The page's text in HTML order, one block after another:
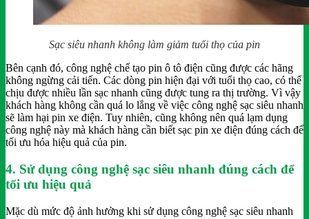
Sạc siêu nhanh không làm giảm tuổi thọ của pin
Bên cạnh đó, công nghệ chế tạo pin ô tô điện cũng được các hãng
không ngừng cải tiến. Các dòng pin hiện đại với tuổi thọ cao, có thể
chịu được nhiều lần sạc nhanh cũng được tung ra thị trường. Vì vậy
khách hàng không cần quá lo lắng về việc công nghệ sạc siêu nhanh
sẽ làm hại pin xe điện. Tuy nhiên, cũng không nên quá lạm dụng
công nghệ này mà khách hàng cần biết sạc pin xe điện đúng cách để
tối ưu hóa hiệu quả của pin.
4. Sử dụng công nghệ sạc siêu nhanh đúng cách để
tối ưu hiệu quả
Mặc dù mức độ ảnh hưởng khi sử dụng công nghệ sạc siêu nhanh